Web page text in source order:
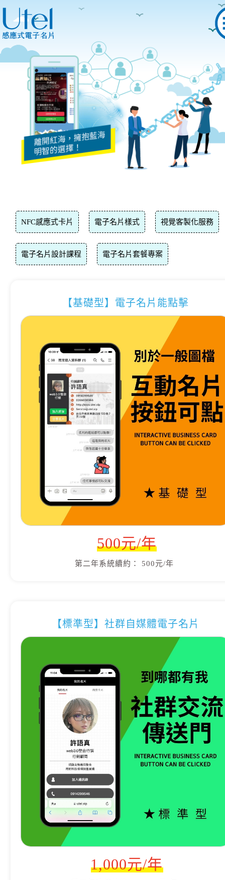
NFC感應式卡片 電子名片樣式 視覺客製化服務
電子名片設計課程 電子名片套餐專案
【基礎型】電子名片能點擊
500元/年
第二年系統續約： 500元/年
【標準型】社群自媒體電子名片
1,000元/年